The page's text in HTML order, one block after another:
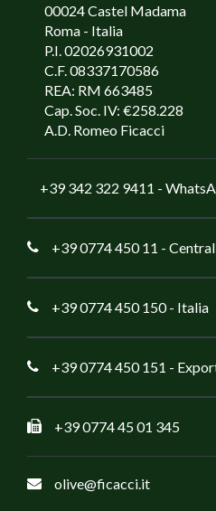
00024 Castel Madama
Roma - Italia
P.I. 02026931002
C.F. 08337170586
REA: RM 663485
Cap. Soc. IV: €258.228
A.D. Romeo Ficacci
+39 342 322 9411 -
+39 0774 450 11 -
+39 0774 450 150- Italia
+39 0774 450 151 -
+39 0774 45 01 345
olive@ficacci.it